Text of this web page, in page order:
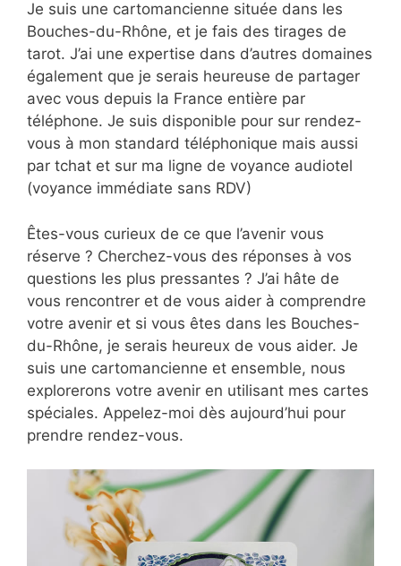
Je suis une cartomancienne située dans les
Bouches-du-Rhône, et je fais des tirages de
tarot. J’ai une expertise dans d’autres domaines
également que je serais heureuse de partager
avec vous depuis la France entière par
téléphone. Je suis disponible pour sur rendez-
vous à mon standard téléphonique mais aussi
par tchat et sur ma ligne de voyance audiotel
(voyance immédiate sans RDV)
Êtes-vous curieux de ce que l’avenir vous
réserve ? Cherchez-vous des réponses à vos
questions les plus pressantes ? J’ai hâte de
vous rencontrer et de vous aider à comprendre
votre avenir et si vous êtes dans les Bouches-
du-Rhône, je serais heureux de vous aider. Je
suis une cartomancienne et ensemble, nous
explorerons votre avenir en utilisant mes cartes
spéciales. Appelez-moi dès aujourd’hui pour
prendre rendez-vous.